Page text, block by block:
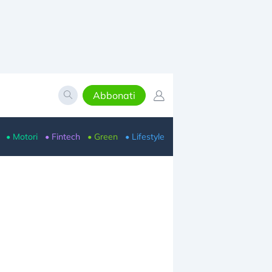
Abbonati
• Motori • Fintech • Green • Lifestyle